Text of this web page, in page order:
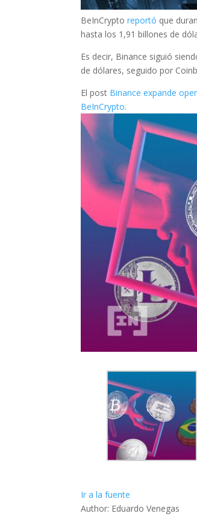
BeInCryptoreportó que
hasta los 1,91 billones de
Es decir, Binance siguió
de dólares, seguido por
El post Binance expande
BeInCrypto.
Ir a la fuente
Author: Eduardo Venegas